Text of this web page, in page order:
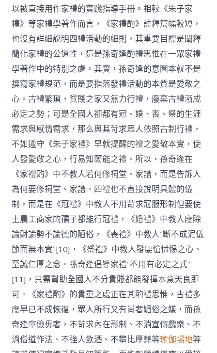
以被直接用作家禮的實踐指導手冊。相較《朱子家
禮》等家禮學著作而言，《家禮酌》註釋篇幅較短，
也沒有詳細說明四禮活動的細則，其重要目標是闡釋
簡化家禮的公道性，這是孫奇逢酌禮思惟在一眾家禮
學著作中的特別之處。其實，孫奇逢的意圖本就不是
撰寫家禮規范，而是要指落發禮活動的本質是愛敬之
心。古禮繁瑣，貧賤之家又無力行禮，廢棄古禮漸成
必定之勢；可是全國人卻都有冠、婚、喪、祭的生涯
需求與感情需求，那么與其苛求眾人依照古制行禮，
不如遵守《朱子家禮》早就提醒的禮之愛敬本實，使
人發愛敬之心，行易知簡能之禮。所以，孫奇逢在
《家禮酌》中不教人若何修祠堂、家譜，而是告訴人
為何要修祠堂、家譜。四禮也不直接說明具體的儀
制，而是在《冠禮》中教人不用苛求冠服形制但要使
士農工商家的孺子都能行冠禮，《婚禮》中教人廢除
論財論勢不論德的陋俗，《喪禮》中教人“斷不成泥儀
節而無本實”[10]，《祭禮》中教人發凄愴怵惕之心、
至誠仁厚之念。孫奇逢倡導家禮“不用有必定之式”
[11]，只需幫助全國人不分貴賤都能發揮本意天良即
可。《家禮酌》的貴重之處正在其酌禮思惟，古禮多
廢早已不成恢復，眾人所行又有尚奢媚俗之嫌，而孫
奇逢寧儉毋奢，不苛求內在形制、不消宣傳戲樂、不
消僧道作法、不強人飲酒、不攀比厚葬等瑜伽場地等